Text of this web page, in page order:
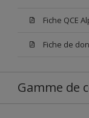
Fiche QCE
Gamme de